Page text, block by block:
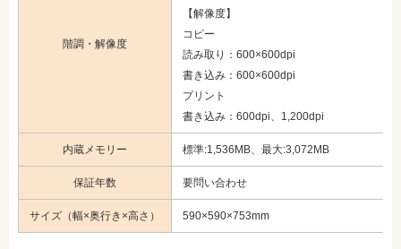
階調・解像度
【解像度】
コピー
読み取り：600×600dpi
書き込み：600×600dpi
プリント
書き込み：600dpi、1,200dpi
内蔵メモリー 標準:1,536MB、最大:3,072MB
保証年数 要問い合わせ
サイズ（幅×奥行き×高さ） 590×590×753mm